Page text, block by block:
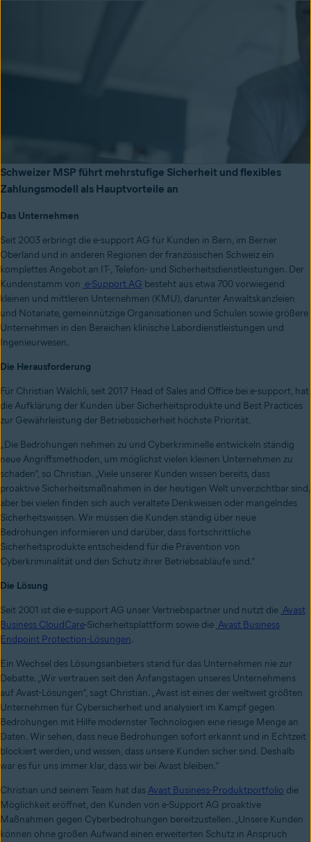
Schweizer MSP führt mehrstufige Sicherheit und flexibles
Zahlungsmodell als Hauptvorteile an
Das Unternehmen
Seit 2003 erbringt die e-support AG für Kunden in Bern, im Berner
Oberland und in anderen Regionen der französischen Schweiz ein
komplettes Angebot an IT-, Telefon- und Sicherheitsdienstleistungen. Der
Kundenstamm von e-Support AG besteht aus etwa 700 vorwiegend
kleinen und mittleren Unternehmen (KMU), darunter Anwaltskanzleien
und Notariate, gemeinnützige Organisationen und Schulen sowie größere
Unternehmen in den Bereichen klinische Labordienstleistungen und
Ingenieurwesen.
Die Herausforderung
Für Christian Wälchli, seit 2017 Head of Sales and Office bei e-support, hat
die Aufklärung der Kunden über Sicherheitsprodukte und Best Practices
zur Gewährleistung der Betriebssicherheit höchste Priorität.
„Die Bedrohungen nehmen zu und Cyberkriminelle entwickeln ständig
neue Angriffsmethoden, um möglichst vielen kleinen Unternehmen zu
schaden“, so Christian. „Viele unserer Kunden wissen bereits, dass
proaktive Sicherheitsmaßnahmen in der heutigen Welt unverzichtbar sind,
aber bei vielen finden sich auch veraltete Denkweisen oder mangelndes
Sicherheitswissen. Wir müssen die Kunden ständig über neue
Bedrohungen informieren und darüber, dass fortschrittliche
Sicherheitsprodukte entscheidend für die Prävention von
Cyberkriminalität und den Schutz ihrer Betriebsabläufe sind.“
Die Lösung
Seit 2001 ist die e-support AG unser Vertriebspartner und nutzt die Avast
Business CloudCare-Sicherheitsplattform sowie die Avast Business
Endpoint Protection-Lösungen.
Ein Wechsel des Lösungsanbieters stand für das Unternehmen nie zur
Debatte. „Wir vertrauen seit den Anfangstagen unseres Unternehmens
auf Avast-Lösungen“, sagt Christian. „Avast ist eines der weltweit größten
Unternehmen für Cybersicherheit und analysiert im Kampf gegen
Bedrohungen mit Hilfe modernster Technologien eine riesige Menge an
Daten. Wir sehen, dass neue Bedrohungen sofort erkannt und in Echtzeit
blockiert werden, und wissen, dass unsere Kunden sicher sind. Deshalb
war es für uns immer klar, dass wir bei Avast bleiben.“
Christian und seinem Team hat das Avast Business-Produktportfolio die
Möglichkeit eröffnet, den Kunden von e-Support AG proaktive
Maßnahmen gegen Cyberbedrohungen bereitzustellen. „Unsere Kunden
können ohne großen Aufwand einen erweiterten Schutz in Anspruch